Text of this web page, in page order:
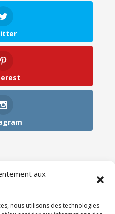
aux
nous utilisons des technologies